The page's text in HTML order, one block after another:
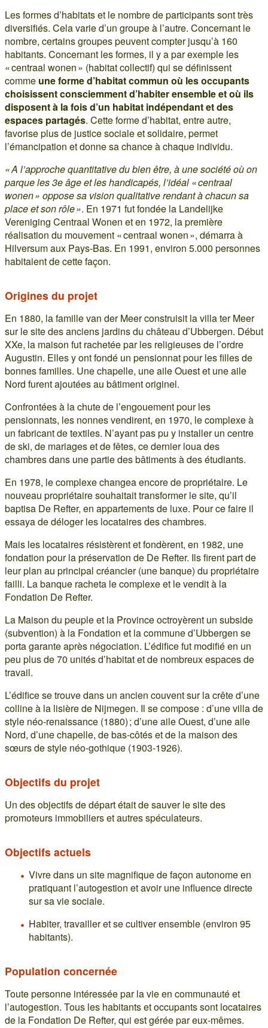
Les formes d’habitats et le nombre de participants sont très
diversifiés. Cela varie d’un groupe à l’autre. Concernant le
nombre, certains groupes peuvent compter jusqu’à 160
habitants. Concernant les formes, il y a par exemple les
« centraal wonen » (habitat collectif) qui se définissent
comme une forme d’habitat commun où les occupants
choisissent consciemment d’habiter ensemble et où ils
disposent à la fois d’un habitat indépendant et des
espaces partagés. Cette forme d’habitat, entre autre,
favorise plus de justice sociale et solidaire, permet
l’émancipation et donne sa chance à chaque individu.
« A l’approche quantitative du bien être, à une société où on
parque les 3e âge et les handicapés, l’idéal « centraal
wonen » oppose sa vision qualitative rendant à chacun sa
place et son rôle ». En 1971 fut fondée la Landelijke
Vereniging Centraal Wonen et en 1972, la première
réalisation du mouvement « centraal wonen », démarra à
Hilversum aux Pays-Bas. En 1991, environ 5.000 personnes
habitaient de cette façon.
Origines du projet
En 1880, la famille van der Meer construisit la villa ter Meer
sur le site des anciens jardins du château d’Ubbergen. Début
XXe, la maison fut rachetée par les religieuses de l’ordre
Augustin. Elles y ont fondé un pensionnat pour les filles de
bonnes familles. Une chapelle, une aile Ouest et une aile
Nord furent ajoutées au bâtiment originel.
Confrontées à la chute de l’engouement pour les
pensionnats, les nonnes vendirent, en 1970, le complexe à
un fabricant de textiles. N’ayant pas pu y installer un centre
de ski, de mariages et de fêtes, ce dernier loua des
chambres dans une partie des bâtiments à des étudiants.
En 1978, le complexe changea encore de propriétaire. Le
nouveau propriétaire souhaitait transformer le site, qu’il
baptisa De Refter, en appartements de luxe. Pour ce faire il
essaya de déloger les locataires des chambres.
Mais les locataires résistèrent et fondèrent, en 1982, une
fondation pour la préservation de De Refter. Ils firent part de
leur plan au principal créancier (une banque) du propriétaire
failli. La banque racheta le complexe et le vendit à la
Fondation De Refter.
La Maison du peuple et la Province octroyèrent un subside
(subvention) à la Fondation et la commune d’Ubbergen se
porta garante après négociation. L’édifice fut modifié en un
peu plus de 70 unités d’habitat et de nombreux espaces de
travail.
L’édifice se trouve dans un ancien couvent sur la crête d’une
colline à la lisière de Nijmegen. Il se compose : d’une villa de
style néo-renaissance (1880) ; d’une aile Ouest, d’une aile
Nord, d’une chapelle, de bas-côtés et de la maison des
sœurs de style néo-gothique (1903-1926).
Objectifs du projet
Un des objectifs de départ était de sauver le site des
promoteurs immobiliers et autres spéculateurs.
Objectifs actuels
Vivre dans un site magnifique de façon autonome en
pratiquant l’autogestion et avoir une influence directe
sur sa vie sociale.
Habiter, travailler et se cultiver ensemble (environ 95
habitants).
Population concernée
Toute personne intéressée par la vie en communauté et
l’autogestion. Tous les habitants et occupants sont locataires
de la Fondation De Refter, qui est gérée par eux-mêmes.